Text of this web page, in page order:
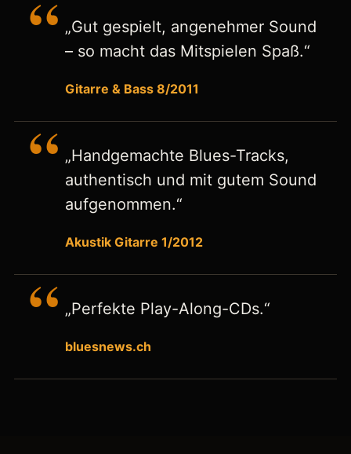
„Gut gespielt, angenehmer Sound
– so macht das Mitspielen Spaß.“
Gitarre & Bass 8/2011
„Handgemachte Blues-Tracks,
authentisch und mit gutem Sound
aufgenommen.“
Akustik Gitarre 1/2012
„Perfekte Play-Along-CDs.“
bluesnews.ch